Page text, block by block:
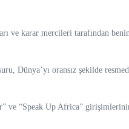
ve karar mercileri tarafından
Dünya’yı oransız şekilde
“Speak Up Africa”